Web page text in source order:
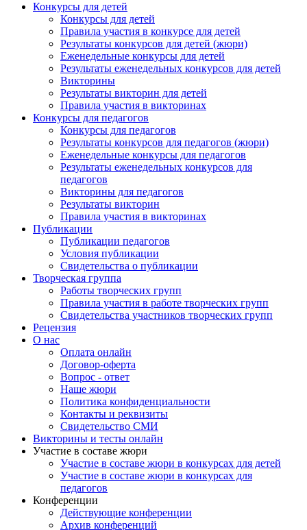
Конкурсы для детей
Конкурсы для детей
Правила участия в конкурсе для детей
Результаты конкурсов для детей (жюри)
Еженедельные конкурсы для детей
Результаты еженедельных конкурсов для детей
Викторины
Результаты викторин для детей
Правила участия в викторинах
Конкурсы для педагогов
Конкурсы для педагогов
Результаты конкурсов для педагогов (жюри)
Еженедельные конкурсы для педагогов
Результаты еженедельных конкурсов для
педагогов
Викторины для педагогов
Результаты викторин
Правила участия в викторинах
Публикации
Публикации педагогов
Условия публикации
Свидетельства о публикации
Творческая группа
Работы творческих групп
Правила участия в работе творческих групп
Свидетельства участников творческих групп
Рецензия
О нас
Оплата онлайн
Договор-оферта
Вопрос - ответ
Наше жюри
Политика конфиденциальности
Контакты и реквизиты
Свидетельство СМИ
Викторины и тесты онлайн
Участие в составе жюри
Участие в составе жюри в конкурсах для детей
Участие в составе жюри в конкурсах для
педагогов
Конференции
Действующие конференции
Архив конференций